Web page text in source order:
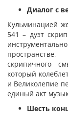
Диалог с
Кульминацией
541 – дуэт
скрипичного
который
и Великолепие
единый акт
Шесть